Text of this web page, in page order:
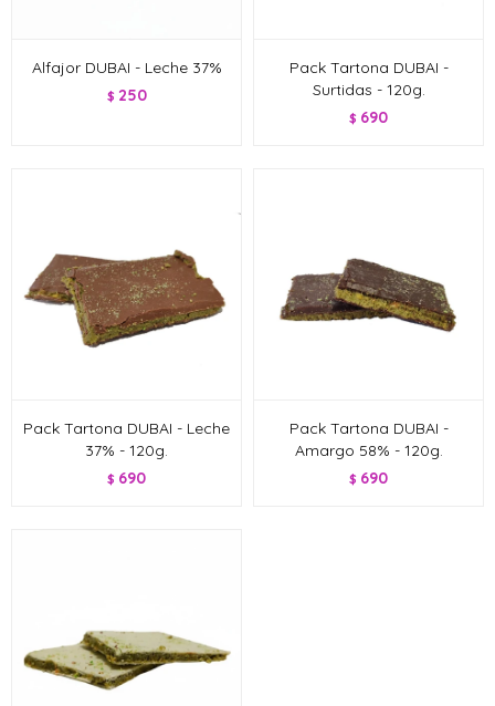
Alfajor DUBAI - Leche 37%
$ 250
Pack Tartona DUBAI -
Surtidas - 120g.
$ 690
Pack Tartona DUBAI - Leche
37% - 120g.
$ 690
Pack Tartona DUBAI -
Amargo 58% - 120g.
$ 690